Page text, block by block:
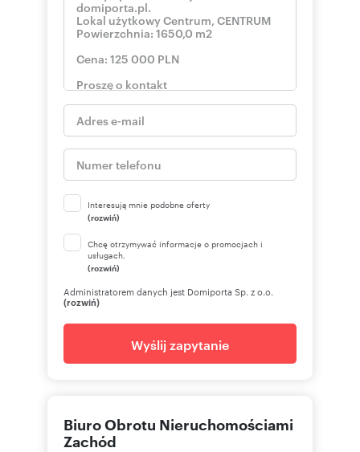
Interesują mnie podobne oferty
(rozwiń)
Chcę otrzymywać informacje o promocjach i
usługach.
(rozwiń)
Administratorem danych jest Domiporta Sp. z o.o.
(rozwiń)
Wyślij zapytanie
Biuro Obrotu Nieruchomościami
Zachód